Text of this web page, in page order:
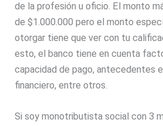
de la profesión u oficio. El monto
de $1.000.000 pero el monto
otorgar tiene que ver con tu
esto, el banco tiene en cuenta
capacidad de pago, antecedentes
financiero, entre otros.
Si soy monotributista social con 3